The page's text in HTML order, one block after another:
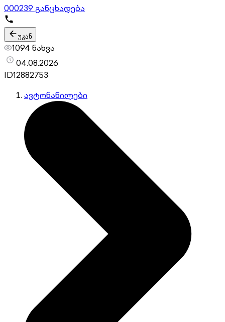
000239 განცხადება
უკან
1094 ნახვა
04.08.2026
ID12882753
ავტონაწილები